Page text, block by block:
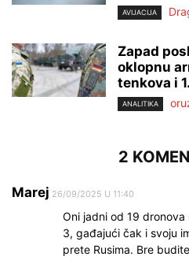
AVIJACIJA
Zapad
oklopnu
tenkova i
ANALITIKA
2
Marej 26/09/2025 U 11:40
Oni jadni od 19
3, gađajući čak i svoju
prete Rusima. Bre